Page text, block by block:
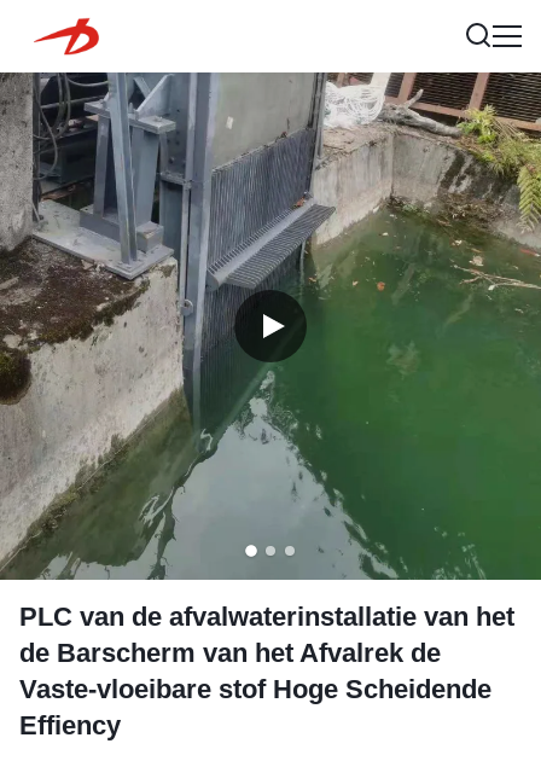
PLC van de afvalwaterinstallatie van het
de Barscherm van het Afvalrek de
Vaste-vloeibare stof Hoge Scheidende
Effiency